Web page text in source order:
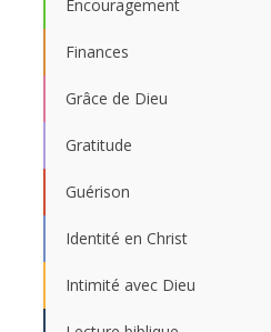
Encouragement
Finances
Grâce de Dieu
Gratitude
Guérison
Identité en Christ
Intimité avec Dieu